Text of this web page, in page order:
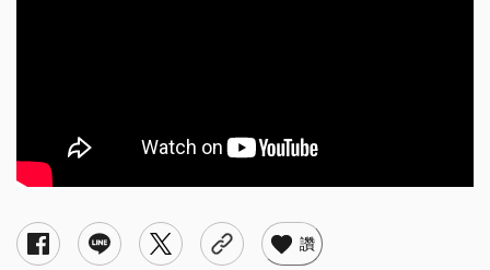
讚